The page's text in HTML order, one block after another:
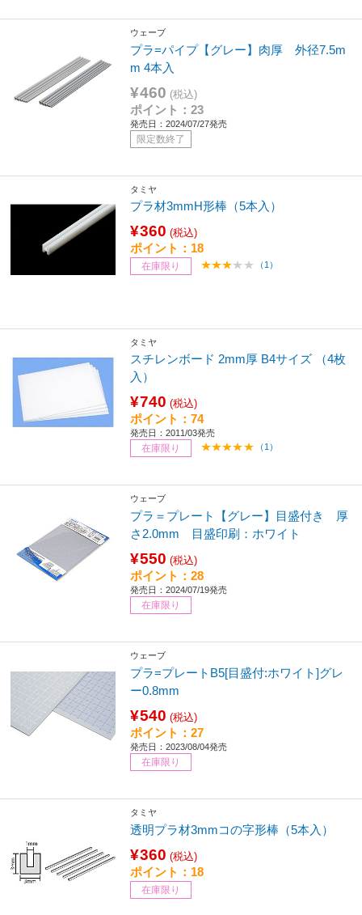
ウェーブ
プラ=パイプ【グレー】肉厚 外径7.5m
m 4本入
¥460 (税込)
ポイント：23
発売日：2024/07/27発売
限定数終了
タミヤ
プラ材3mmH形棒（5本入）
¥360 (税込)
ポイント：18
在庫限り （1）
タミヤ
スチレンボード 2mm厚 B4サイズ （4枚
入）
¥740 (税込)
ポイント：74
発売日：2011/03発売
在庫限り （1）
ウェーブ
プラ＝プレート【グレー】目盛付き 厚
さ2.0mm 目盛印刷：ホワイト
¥550 (税込)
ポイント：28
発売日：2024/07/19発売
在庫限り
ウェーブ
プラ=プレートB5[目盛付:ホワイト]グレ
ー0.8mm
¥540 (税込)
ポイント：27
発売日：2023/08/04発売
在庫限り
タミヤ
透明プラ材3mmコの字形棒（5本入）
¥360 (税込)
ポイント：18
在庫限り